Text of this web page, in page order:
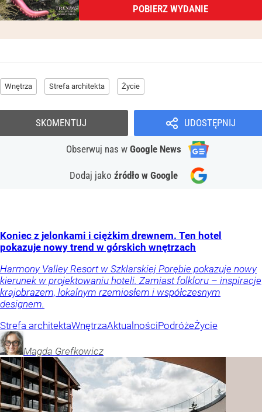
POBIERZ WYDANIE
Wnętrza Strefa architekta Życie
UDOSTĘPNIJ
Obserwuj nas w Google News
Dodaj jako źródło w Google
SKOMENTUJ
Koniec z jelonkami i ciężkim drewnem. Ten hotel
pokazuje nowy trend w górskich wnętrzach
Harmony Valley Resort w Szklarskiej Porębie pokazuje nowy
kierunek w projektowaniu hoteli. Zamiast folkloru – inspiracje
krajobrazem, lokalnym rzemiosłem i współczesnym
designem.
Strefa architektaWnętrzaAktualnościPodróżeŻycie
Magda Grefkowicz